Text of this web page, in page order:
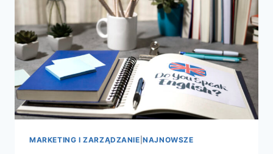
MARKETING I ZARZĄDZANIE |NAJNOWSZE